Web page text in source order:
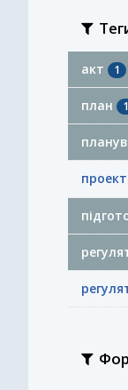
акт 1
план 1
проект